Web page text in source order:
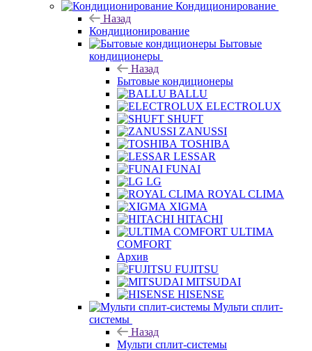
Кондиционирование
Назад
Кондиционирование
Бытовые
кондиционеры
Назад
Бытовые кондиционеры
BALLU
ELECTROLUX
SHUFT
ZANUSSI
TOSHIBA
LESSAR
FUNAI
LG
ROYAL CLIMA
XIGMA
HITACHI
ULTIMA
COMFORT
Архив
FUJITSU
MITSUDAI
HISENSE
Мульти сплит-
системы
Назад
Мульти сплит-системы